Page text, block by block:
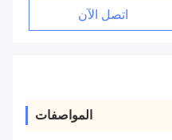
اتصل الآن
المواصفات